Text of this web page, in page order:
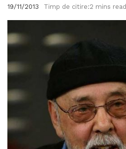
19/11/2013 Timp de citire:2 mins read